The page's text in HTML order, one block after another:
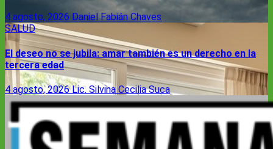
4 agosto, 2026 Daniel Fabián Chaves
SALUD
El deseo no se jubila: amar también es un derecho en la
tercera edad
4 agosto, 2026Lic. Silvina Cecilia Suca